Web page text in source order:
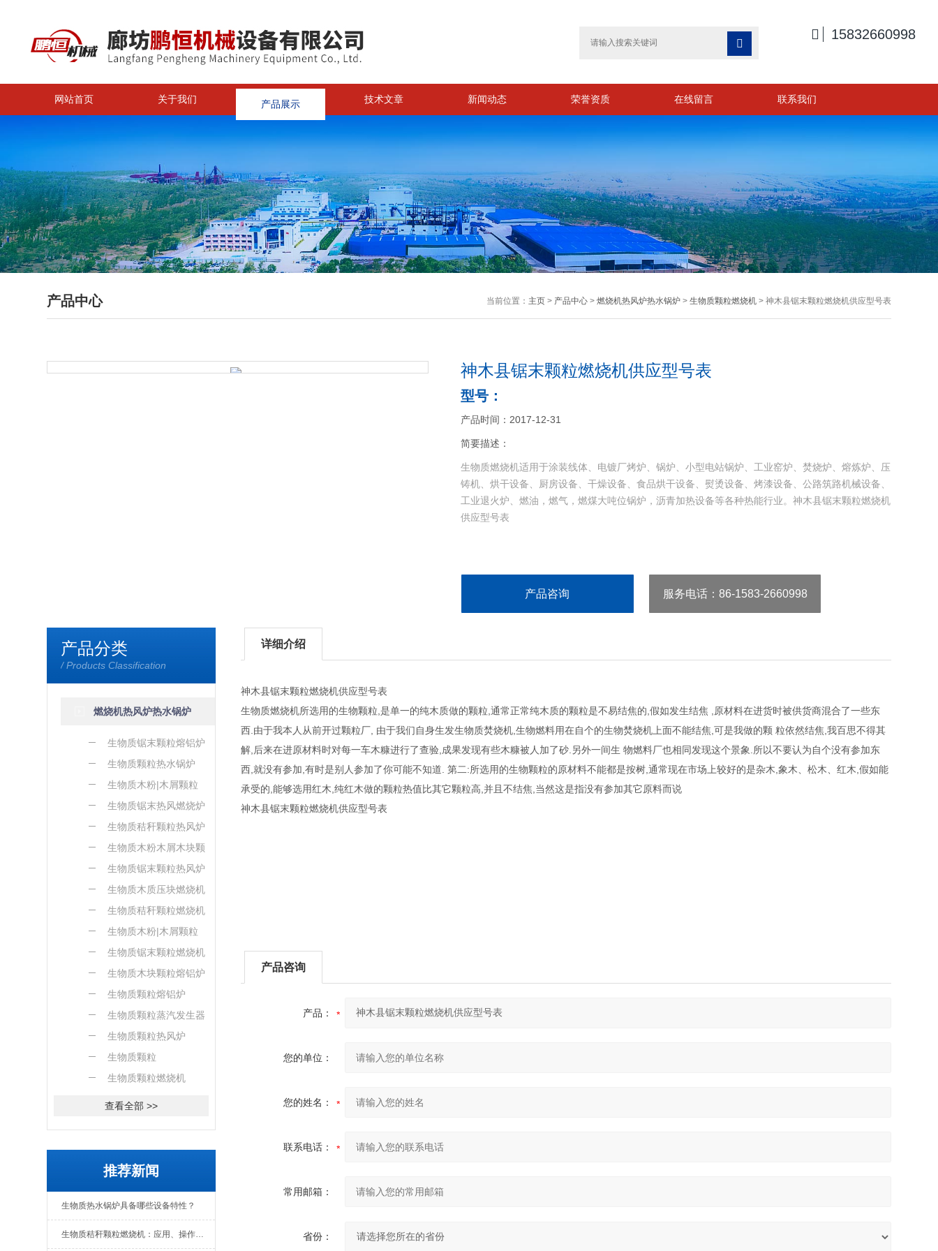

 15832660998
网站首页 关于我们 产品展示 技术文章 新闻动态 荣誉资质 在线留言 联系我们
产品中心 当前位置： 主页> 产品中心> 燃烧机热风炉热水锅炉> 生物质颗粒燃烧机> 神木县锯末颗粒燃烧机供应型号表
< >
神木县锯末颗粒燃烧机供应型号表
型号：
产品时间：2017-12-31
简要描述：
生物质燃烧机适用于涂装线体、电镀厂烤炉、锅炉、小型电站锅炉、工业窑炉、焚烧炉、熔炼炉、压
铸机、烘干设备、厨房设备、干燥设备、食品烘干设备、熨烫设备、烤漆设备、公路筑路机械设备、
工业退火炉、燃油，燃气，燃煤大吨位锅炉，沥青加热设备等各种热能行业。神木县锯末颗粒燃烧机
供应型号表
产品咨询 服务电话：86-1583-2660998
产品分类
/ Products Classification
燃烧机热风炉热水锅炉
生物质锯末颗粒熔铝炉
生物质颗粒热水锅炉
生物质木粉|木屑颗粒
熔铝炉
生物质锯末热风燃烧炉
生物质秸秆颗粒热风炉
生物质木粉木屑木块颗
粒热风炉
生物质锯末颗粒热风炉
生物质木质压块燃烧机
生物质秸秆颗粒燃烧机
生物质木粉|木屑颗粒
燃烧机
生物质锯末颗粒燃烧机
生物质木块颗粒熔铝炉
生物质颗粒熔铝炉
生物质颗粒蒸汽发生器
生物质颗粒热风炉
生物质颗粒
生物质颗粒燃烧机
查看全部 >>
推荐新闻
生物质热水锅炉具备哪些设备特性？
生物质秸秆颗粒燃烧机：应用、操作与日常维护全解析
详细介绍
神木县锯末颗粒燃烧机供应型号表
生物质燃烧机所选用的生物颗粒,是单一的纯木质做的颗粒,通常正常纯木质的颗粒是不易结焦的,假如发生结焦 ,原材料在进货时被供货商混合了一些东
西.由于我本人从前开过颗粒厂, 由于我们自身生发生物质焚烧机,生物燃料用在自个的生物焚烧机上面不能结焦,可是我做的颗 粒依然结焦,我百思不得其
解,后来在进原材料时对每一车木糠进行了查验,成果发现有些木糠被人加了砂.另外一间生 物燃料厂也相同发现这个景象.所以不要认为自个没有参加东
西,就没有参加,有时是别人参加了你可能不知道. 第二:所选用的生物颗粒的原材料不能都是按树,通常现在市场上较好的是杂木,象木、松木、红木,假如能
承受的,能够选用红木,纯红木做的颗粒热值比其它颗粒高,并且不结焦,当然这是指没有参加其它原料而说
神木县锯末颗粒燃烧机供应型号表
产品咨询
产品：
您的单位：
您的姓名：
联系电话：
常用邮箱：
省份：